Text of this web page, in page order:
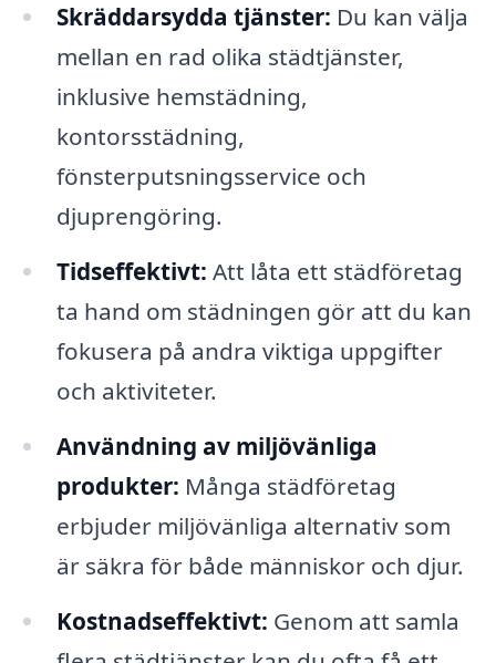
Skräddarsydda tjänster: Du kan välja
mellan en rad olika städtjänster,
inklusive hemstädning,
kontorsstädning,
fönsterputsningsservice och
djuprengöring.
Tidseffektivt: Att låta ett städföretag
ta hand om städningen gör att du kan
fokusera på andra viktiga uppgifter
och aktiviteter.
Användning av miljövänliga
produkter: Många städföretag
erbjuder miljövänliga alternativ som
är säkra för både människor och djur.
Kostnadseffektivt: Genom att samla